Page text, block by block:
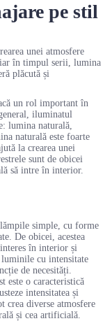
pe stil
unei atmosfere
în timpul serii, lumina
plăcută și
un rol important în
iluminatul
lumina naturală,
naturală este foarte
la crearea unei
sunt de obicei
să intre în interior.
simple, cu forme
De obicei, acestea
interes în interior și
cu intensitate
de necesități.
o caracteristică
intensitatea și
diverse atmosfere
și cea artificială.